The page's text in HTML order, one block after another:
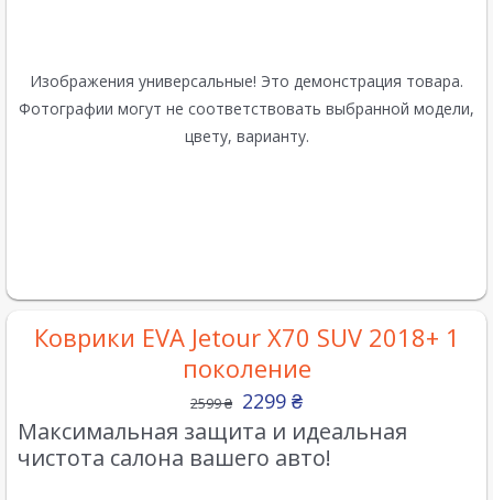
Изображения универсальные! Это демонстрация товара.
Фотографии могут не соответствовать выбранной модели,
цвету, варианту.
Коврики EVA Jetour X70 SUV 2018+ 1
поколение
2599₴ 2299 ₴
Максимальная защита и идеальная
чистота салона вашего авто!